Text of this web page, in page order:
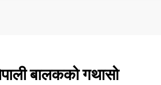
बालकको गथासो